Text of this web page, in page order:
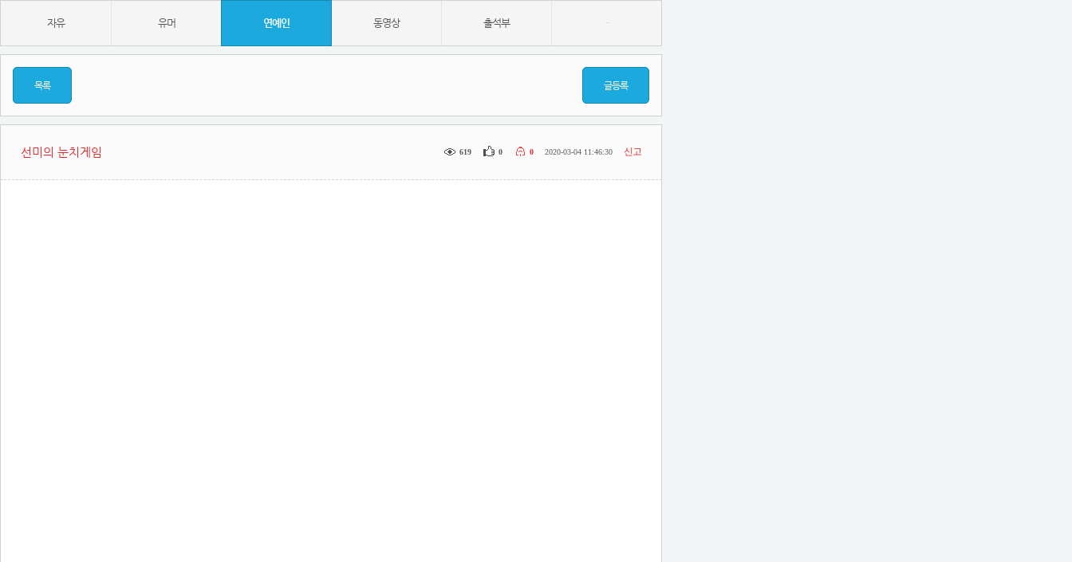
자유 유머 연예인 동영상 출석부 -
글등록
목록
선미의 눈치게임 619 0 0 2020-03-04 11:46:30 신고